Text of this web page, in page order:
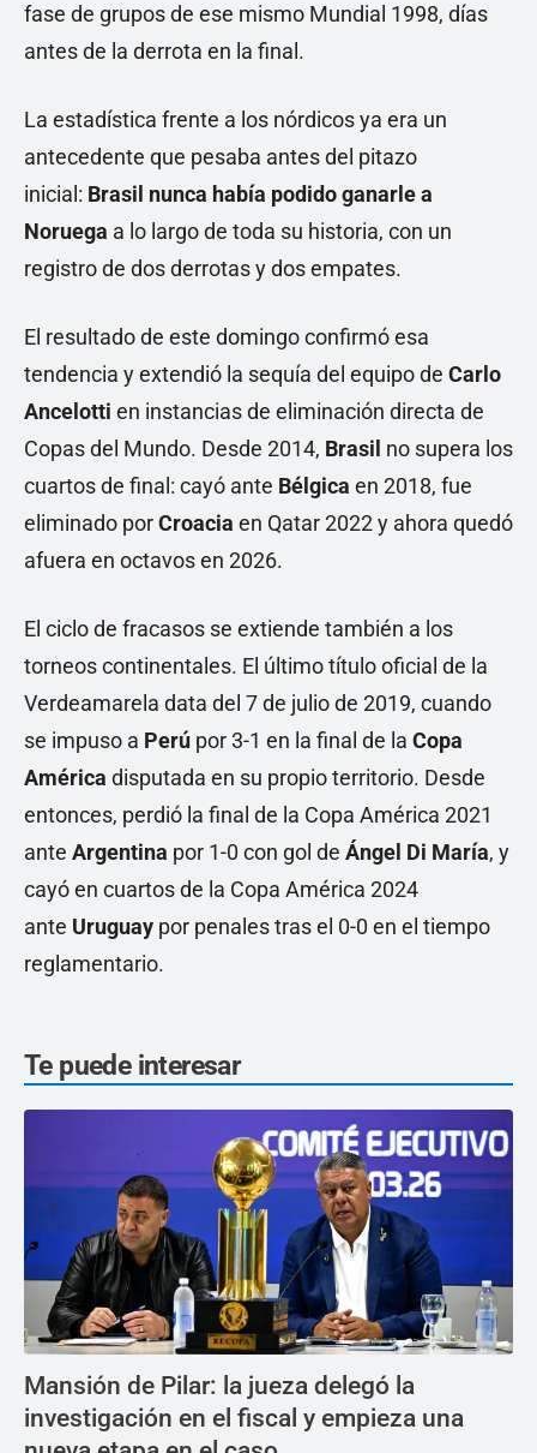
fase de grupos de ese mismo Mundial 1998, días
antes de la derrota en la final.
La estadística frente a los nórdicos ya era un
antecedente que pesaba antes del pitazo
inicial: Brasil nunca había podido ganarle a
Noruega a lo largo de toda su historia, con un
registro de dos derrotas y dos empates.
El resultado de este domingo confirmó esa
tendencia y extendió la sequía del equipo de Carlo
Ancelotti en instancias de eliminación directa de
Copas del Mundo. Desde 2014, Brasil no supera los
cuartos de final: cayó ante Bélgica en 2018, fue
eliminado porCroacia en Qatar 2022 y ahora quedó
afuera en octavos en 2026.
El ciclo de fracasos se extiende también a los
torneos continentales. El último título oficial de la
Verdeamarela data del 7 de julio de 2019, cuando
se impuso a Perú por 3-1 en la final de la Copa
América disputada en su propio territorio. Desde
entonces, perdió la final de la Copa América 2021
ante Argentina por 1-0 con gol de Ángel Di María, y
cayó en cuartos de la Copa América 2024
ante Uruguay por penales tras el 0-0 en el tiempo
reglamentario.
Te puede interesar
Mansión de Pilar: la jueza delegó la
investigación en el fiscal y empieza una